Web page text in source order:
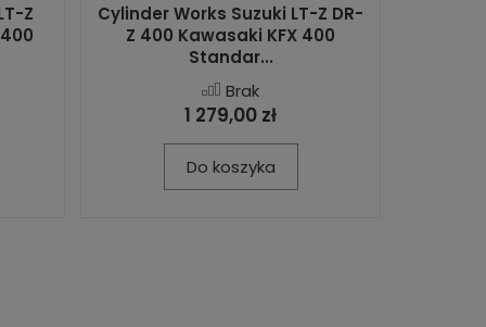
Z
Cylinder Works Suzuki LT-Z DR-
Z 400 Kawasaki KFX 400
Standar...
Brak
1 279,00 zł
Do koszyka